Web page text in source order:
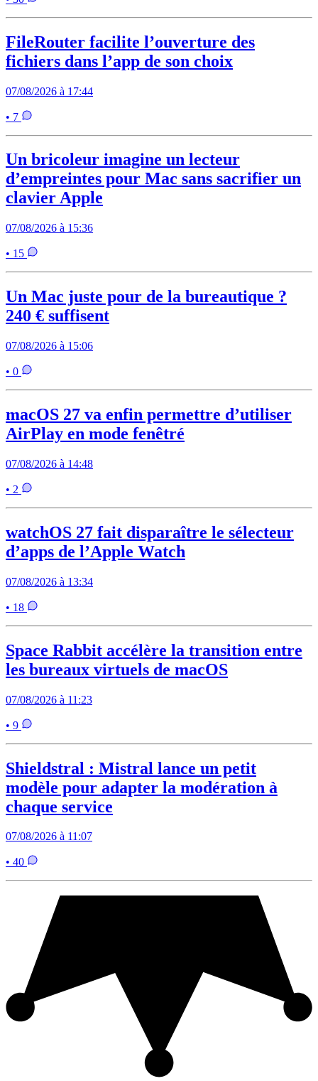
FileRouter facilite l’ouverture des
fichiers dans l’app de son choix
07/08/2026 à 17:44
• 7
Un bricoleur imagine un lecteur
d’empreintes pour Mac sans sacrifier un
clavier Apple
07/08/2026 à 15:36
• 15
Un Mac juste pour de la bureautique ?
240 € suffisent
07/08/2026 à 15:06
• 0
macOS 27 va enfin permettre d’utiliser
AirPlay en mode fenêtré
07/08/2026 à 14:48
• 2
watchOS 27 fait disparaître le sélecteur
d’apps de l’Apple Watch
07/08/2026 à 13:34
• 18
Space Rabbit accélère la transition entre
les bureaux virtuels de macOS
07/08/2026 à 11:23
• 9
Shieldstral : Mistral lance un petit
modèle pour adapter la modération à
chaque service
07/08/2026 à 11:07
• 40